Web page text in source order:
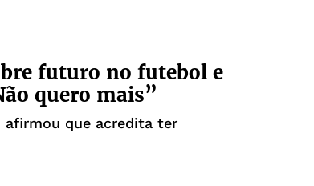
futuro no futebol e
quero mais”
afirmou que acredita ter